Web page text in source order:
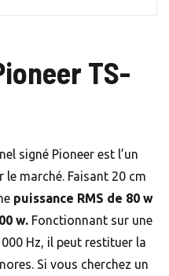
TS-
signé Pioneer est l’un
marché. Faisant 20 cm
puissance RMS de 80 w
w. Fonctionnant sur une
Hz, il peut restituer la
Si vous cherchez un